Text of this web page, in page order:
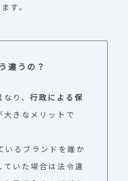
す。
違うの？
なり、行政による保
大きなメリットで
いるブランドを誰か
ていた場合は法令違